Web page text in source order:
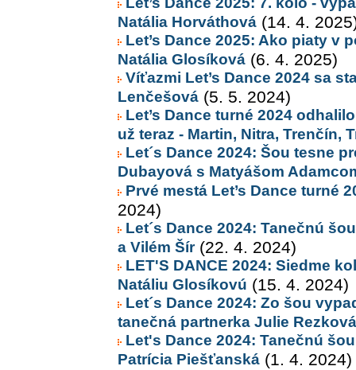
Natália Horváthová (14. 4.
Let’s Dance 2025: Ako piaty v
Natália Glosíková (6. 4. 2025)
Víťazmi Let’s Dance 2024 sa
Lenčešová (5. 5. 2024)
Let’s Dance turné 2024
už teraz - Martin, Nitra, Trenčín,
Let´s Dance 2024: Šou tesne
Dubayová s Matyášom
Prvé mestá Let’s Dance turné
2024)
Let´s Dance 2024: Tanečnú
a Vilém Šír(22. 4. 2024)
LET'S DANCE 2024: Siedme
Natáliu Glosíkovú (15. 4. 2024)
Let´s Dance 2024: Zo šou
tanečná partnerka Julie Rezková
Let's Dance 2024: Tanečnú
Patrícia Piešťanská (1. 4. 2024)